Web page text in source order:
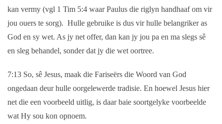
kan vermy (vgl 1 Tim 5:4 waar Paulus die riglyn handhaaf om vir
jou ouers te sorg). Hulle gebruike is dus vir hulle belangriker as
God en sy wet. As jy net offer, dan kan jy jou pa en ma slegs sê
en sleg behandel, sonder dat jy die wet oortree.
7:13 So, sê Jesus, maak die Fariseërs die Woord van God
ongedaan deur hulle oorgelewerde tradisie. En hoewel Jesus hier
net die een voorbeeld uitlig, is daar baie soortgelyke voorbeelde
wat Hy sou kon opnoem.